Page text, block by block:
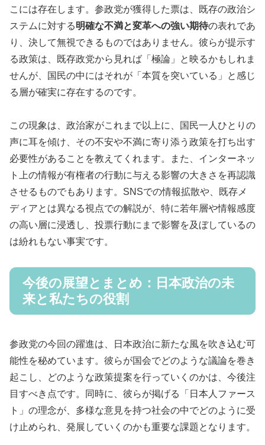
こには存在します。参政党が獲得した票は、既存の政治シ
ステムに対する明確な不満と変革への強い期待の表れであ
り、決して無視できるものではありません。彼らが提示す
る政策は、既存政党から見れば「極論」と映るかもしれま
せんが、国民の中にはそれが「本質を突いている」と感じ
る層が確実に存在するのです。
この現象は、政治家がこれまで以上に、国民一人ひとりの
声に耳を傾け、その不安や不満に寄り添う政策を打ち出す
必要性があることを教えてくれます。また、インターネッ
ト上の情報が有権者の行動に与える影響の大きさを再認識
させるものでもあります。SNSでの情報拡散や、既存メ
ディアとは異なる視点での解説が、特に若年層や情報感度
の高い層に浸透し、投票行動にまで影響を及ぼしているの
は紛れもない事実です。
今後の展望とまとめ：日本政治の未
来と私たちの役割
参政党の今回の躍進は、日本政治に新たな風を吹き込む可
能性を秘めています。彼らが国会でどのような議論を巻き
起こし、どのような政策提案を行っていくのかは、今後注
目すべき点です。同時に、彼らが掲げる「日本人ファース
ト」の理念が、多様な意見を持つ社会の中でどのように受
け止められ、発展していくのかも重要な課題となります。